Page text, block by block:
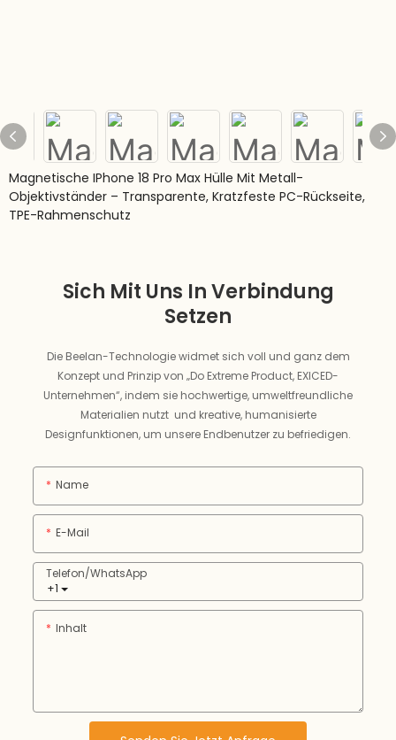
Magnetische IPhone 18 Pro Max Hülle Mit Metall-
Objektivständer – Transparente, Kratzfeste PC-Rückseite,
TPE-Rahmenschutz
Sich Mit Uns In Verbindung
Setzen
Die Beelan-Technologie widmet sich voll und ganz dem
Konzept und Prinzip von „Do Extreme Product, EXICED-
Unternehmen“, indem sie hochwertige, umweltfreundliche
Materialien nutzt und kreative, humanisierte
Designfunktionen, um unsere Endbenutzer zu befriedigen.
Name
E-Mail
+1
Telefon/WhatsApp
Inhalt